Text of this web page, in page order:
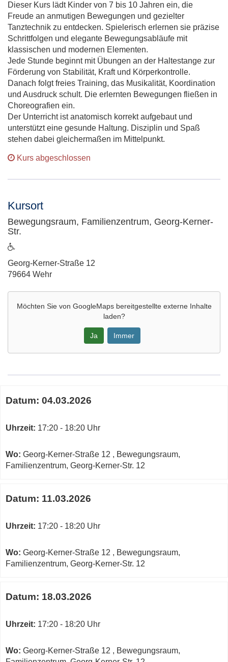
Dieser Kurs lädt Kinder von 7 bis 10 Jahren ein, die
Freude an anmutigen Bewegungen und gezielter
Tanztechnik zu entdecken. Spielerisch erlernen sie präzise
Schrittfolgen und elegante Bewegungsabläufe mit
klassischen und modernen Elementen.
Jede Stunde beginnt mit Übungen an der Haltestange zur
Förderung von Stabilität, Kraft und Körperkontrolle.
Danach folgt freies Training, das Musikalität, Koordination
und Ausdruck schult. Die erlernten Bewegungen fließen in
Choreografien ein.
Der Unterricht ist anatomisch korrekt aufgebaut und
unterstützt eine gesunde Haltung. Disziplin und Spaß
stehen dabei gleichermaßen im Mittelpunkt.
Kurs abgeschlossen
Kursort
Bewegungsraum, Familienzentrum, Georg-Kerner-
Str.
Adresse:
Georg-Kerner-Straße 12
79664 Wehr
Möchten Sie von GoogleMapsbereitgestellte externe Inhalte
laden?
Ja Immer
Maps
von
Georg-
Str.
in
öffnen
zum
Kurs
Datum: 04.03.2026
Uhrzeit: 17:20 - 18:20 Uhr
Wo: Georg-Kerner-Straße 12 , Bewegungsraum,
Familienzentrum, Georg-Kerner-Str. 12
Datum: 11.03.2026
Uhrzeit: 17:20 - 18:20 Uhr
Wo: Georg-Kerner-Straße 12 , Bewegungsraum,
Familienzentrum, Georg-Kerner-Str. 12
Datum: 18.03.2026
Uhrzeit: 17:20 - 18:20 Uhr
Wo: Georg-Kerner-Straße 12 , Bewegungsraum,